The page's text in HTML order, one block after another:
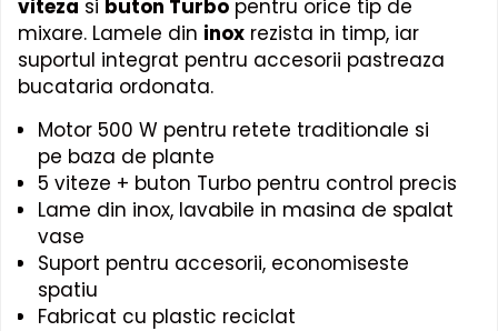
viteza si buton Turbo pentru orice tip de
mixare. Lamele din inox rezista in timp, iar
suportul integrat pentru accesorii pastreaza
bucataria ordonata.
Motor 500 W pentru retete traditionale si
pe baza de plante
5 viteze + buton Turbo pentru control precis
Lame din inox, lavabile in masina de spalat
vase
Suport pentru accesorii, economiseste
spatiu
Fabricat cu plastic reciclat